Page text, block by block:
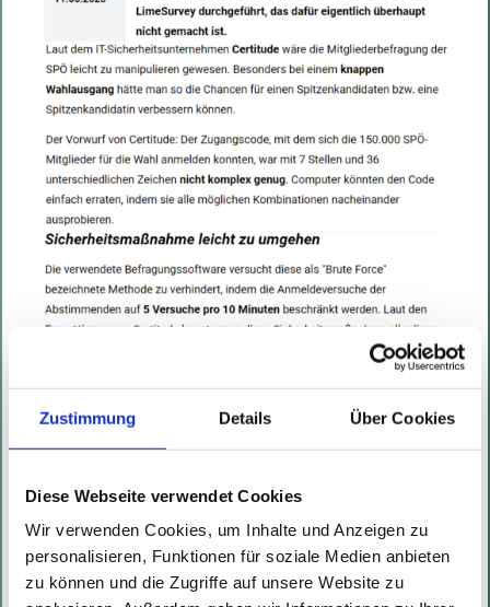
Zustimmung Details Über Cookies
Diese Webseite verwendet Cookies
Wir verwenden Cookies, um Inhalte und Anzeigen zu
personalisieren, Funktionen für soziale Medien anbieten
zu können und die Zugriffe auf unsere Website zu